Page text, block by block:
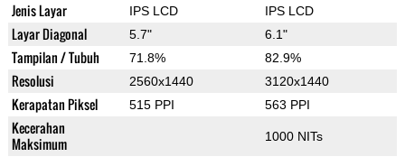
Jenis Layar IPS LCD IPS LCD
Layar Diagonal 5.7" 6.1"
Tampilan / Tubuh 71.8% 82.9%
Resolusi 2560x1440 3120x1440
Kerapatan Piksel 515 PPI 563 PPI
Kecerahan
Maksimum
1000 NITs